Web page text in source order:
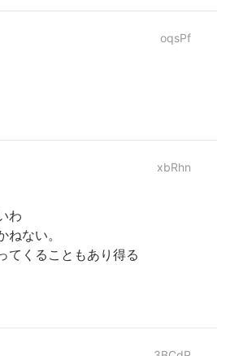
oqsPf
xbRhn
わ
ない。
てくることもあり得る